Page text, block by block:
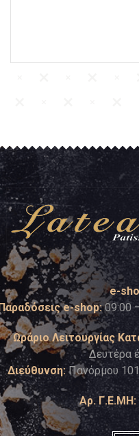
e-
e-shop:09:00
Ωράριο Λειτουργίας
Δευτέρα
Διεύθυνση: Πανόρμου
Αρ. Γ.Ε.ΜΗ: